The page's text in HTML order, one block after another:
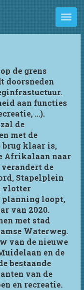
de grens
doorsneden
aan functies
…).
de
met de
klaar is,
Afrikalaan naar
de
Stapelplein
vlotter
planning loopt,
van 2020.
met stad
Waterweg.
van de nieuwe
en de
bestaande
van de
en recreatie.